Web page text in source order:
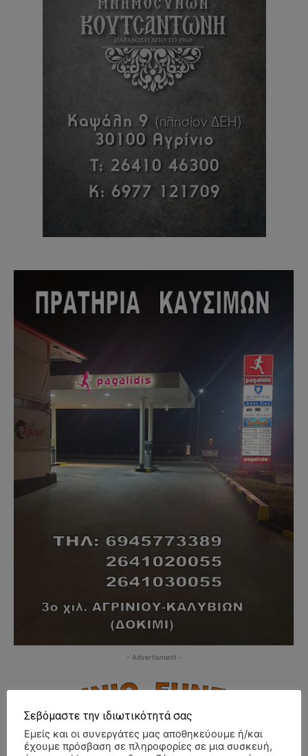
- Advertisment -
Σεβόμαστε την ιδιωτικότητά σας
Εμείς και οι συνεργάτες μας αποθηκεύουμε ή/και
έχουμε πρόσβαση σε πληροφορίες σε μια συσκευή,